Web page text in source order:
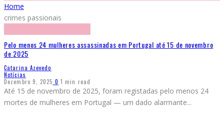
Home
crimes passionais
Pelo menos 24 mulheres assassinadas em Portugal até 15 de novembro
de 2025
Catarina Azevedo
Notícias
Dezembro 9, 2025 0 1 min read
Até 15 de novembro de 2025, foram registadas pelo menos 24
mortes de mulheres em Portugal — um dado alarmante...